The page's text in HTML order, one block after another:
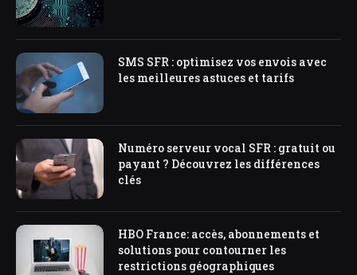
SMS SFR : optimisez vos envois avec
les meilleures astuces et tarifs
Numéro serveur vocal SFR : gratuit ou
payant ? Découvrez les différences
clés
HBO France: accès, abonnements et
solutions pour contourner les
restrictions géographiques